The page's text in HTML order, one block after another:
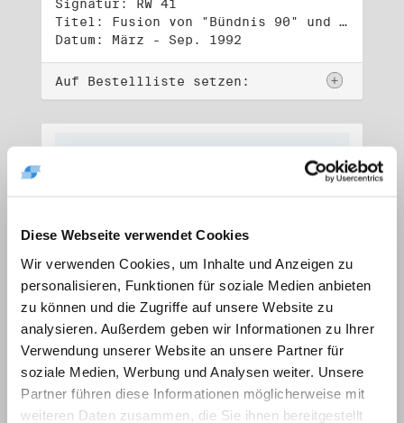
Diese Webseite verwendet Cookies
Wir verwenden Cookies, um Inhalte und Anzeigen zu
personalisieren, Funktionen für soziale Medien anbieten
zu können und die Zugriffe auf unsere Website zu
analysieren. Außerdem geben wir Informationen zu Ihrer
Verwendung unserer Website an unsere Partner für
soziale Medien, Werbung und Analysen weiter. Unsere
Partner führen diese Informationen möglicherweise mit
weiteren Daten zusammen, die Sie ihnen bereitgestellt
Signatur: RW 41
Titel: Fusion von "Bündnis 90" und "Die Grünen" (1)
Datum: März - Sep. 1992
Auf Bestellliste setzen:
Signatur: RW 42
Titel: Fusion von "Bündnis 90" und "Die Grünen" (2)
Datum: Okt. 1992 - Jan. 1993